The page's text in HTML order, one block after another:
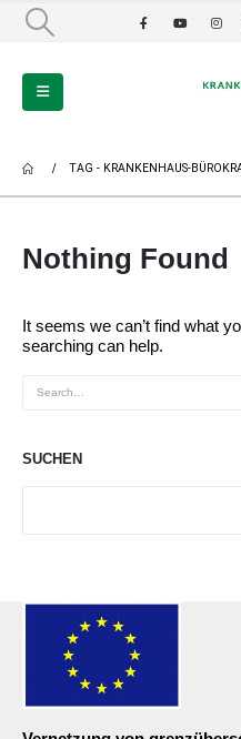
TAG - KRANKENHAUS-
Nothing Found
It seems we can’t find what
searching can help.
SUCHEN